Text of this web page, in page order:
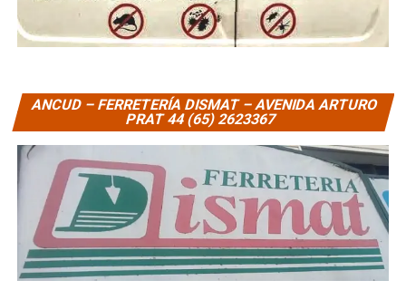
ANCUD – FERRETERÍA DISMAT – AVENIDA ARTURO
PRAT 44 (65) 2623367